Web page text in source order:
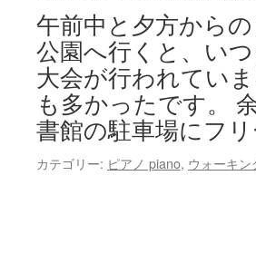
午前中と夕方から
公園へ行くと、い
大会が行われてい
も多かったです。
書館の駐車場にフ
カテゴリー: ピアノ piano, ウォーキ